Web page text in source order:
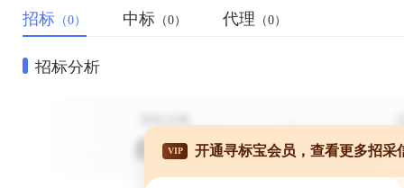
招标 （0） 中标 （0） 代理 （0）
招标分析
VIP 开通寻标宝会员，查看更多招采